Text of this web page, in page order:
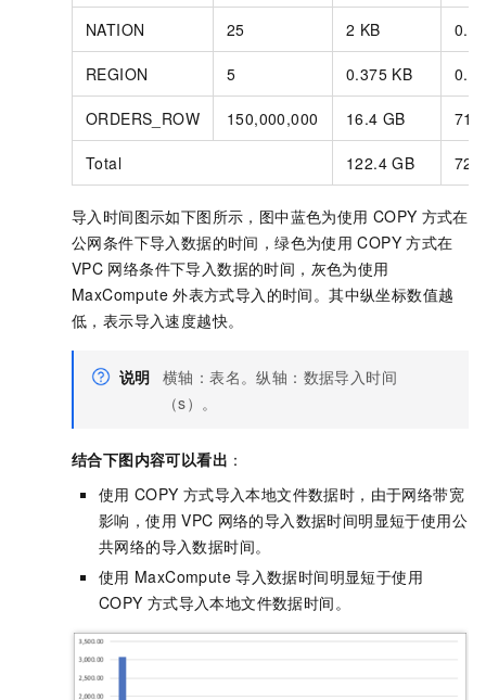
NATION 25 2 KB
REGION 5 0.375 KB
ORDERS_ROW 150,000,000 16.4 GB
Total 122.4 GB
导入时间图示如下图所示，图中蓝色为使用 COPY 方式在
公网条件下导入数据的时间，绿色为使用 COPY 方式在
VPC 网络条件下导入数据的时间，灰色为使用
MaxCompute 外表方式导入的时间。其中纵坐标数值越
低，表示导入速度越快。
说明 横轴：表名。纵轴：数据导入时间
（s）。
结合下图内容可以看出 ：
使用 COPY 方式导入本地文件数据时，由于网络带宽
影响，使用 VPC 网络的导入数据时间明显短于使用公
共网络的导入数据时间。
使用 MaxCompute 导入数据时间明显短于使用
COPY 方式导入本地文件数据时间。